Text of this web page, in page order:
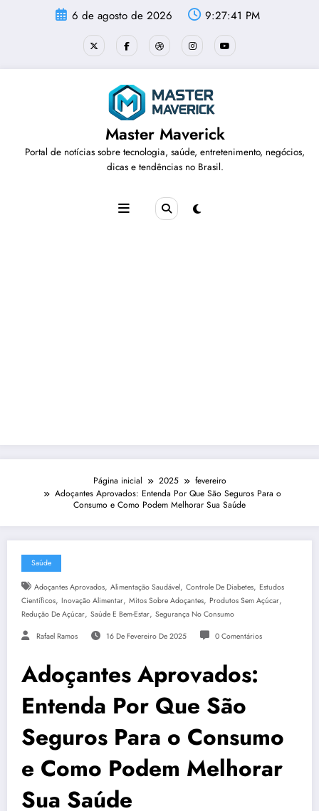
6 de agosto de 2026 9:27:42 PM
Master Maverick
Portal de notícias sobre tecnologia, saúde, entretenimento, negócios,
dicas e tendências no Brasil.
Página inicial 2025
fevereiro
Adoçantes Aprovados: Entenda Por Que São Seguros Para o
Consumo e Como Podem Melhorar Sua Saúde
Saúde
Adoçantes Aprovados, Alimentação Saudável, Controle De Diabetes, Estudos
Científicos, Inovação Alimentar, Mitos Sobre Adoçantes, Produtos Sem Açúcar,
Redução De Açúcar, Saúde E Bem-Estar, Segurança No Consumo
Rafael Ramos 16 De Fevereiro De 2025 0 Comentários
Adoçantes Aprovados:
Entenda Por Que São
Seguros Para o Consumo
e Como Podem Melhorar
Sua Saúde